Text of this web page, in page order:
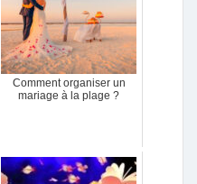
Comment organiser un
mariage à la plage ?